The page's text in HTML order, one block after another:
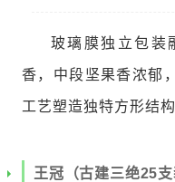
玻璃膜独立包装
香，中段坚果香浓郁
工艺塑造独特方形结构
王冠（古建三绝25支